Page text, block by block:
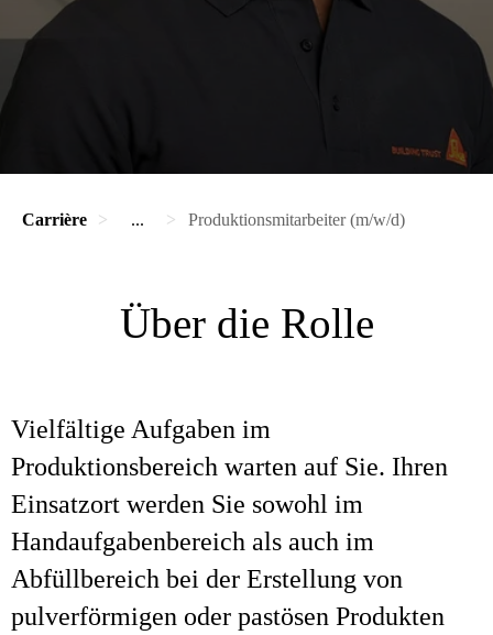
Carrière ... Produktionsmitarbeiter (m/w/d)
Über die Rolle
Vielfältige Aufgaben im
Produktionsbereich warten auf Sie. Ihren
Einsatzort werden Sie sowohl im
Handaufgabenbereich als auch im
Abfüllbereich bei der Erstellung von
pulverförmigen oder pastösen Produkten